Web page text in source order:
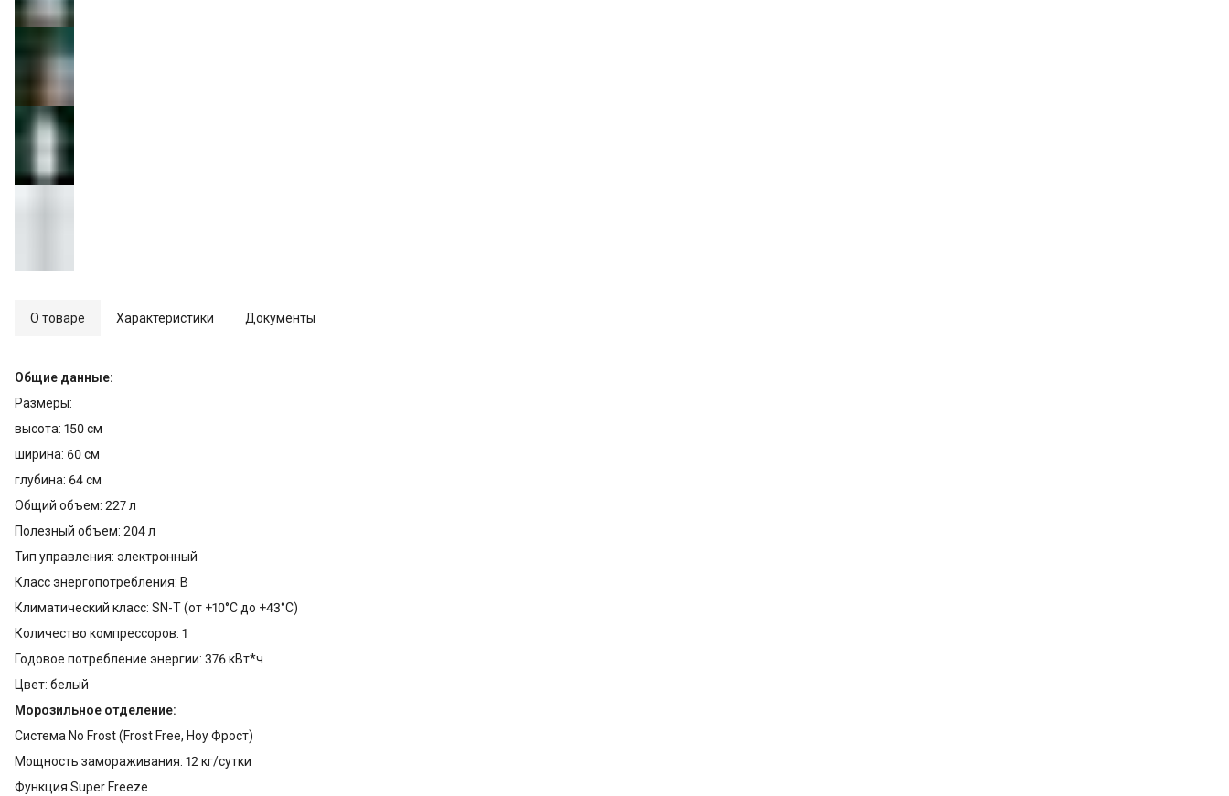
О товаре Характеристики Документы
Общие данные:
Размеры:
высота: 150 см
ширина: 60 см
глубина: 64 см
Общий объем: 227 л
Полезный объем: 204 л
Тип управления: электронный
Класс энергопотребления: B
Климатический класс: SN-T (от +10°С до +43°С)
Количество компрессоров: 1
Годовое потребление энергии: 376 кВт*ч
Цвет: белый
Морозильное отделение:
Система No Frost (Frost Free, Ноу Фрост)
Мощность замораживания: 12 кг/сутки
Функция Super Freeze